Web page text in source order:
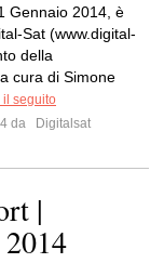
Gennaio 2014, è
Sat (www.digital-
della
cura di Simone
il seguito
da
Digitalsat
|